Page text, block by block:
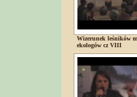
Wizerunek leśników
ekologów cz VIII